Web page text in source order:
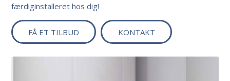
færdiginstalleret hos dig!
FÅ ET TILBUD KONTAKT